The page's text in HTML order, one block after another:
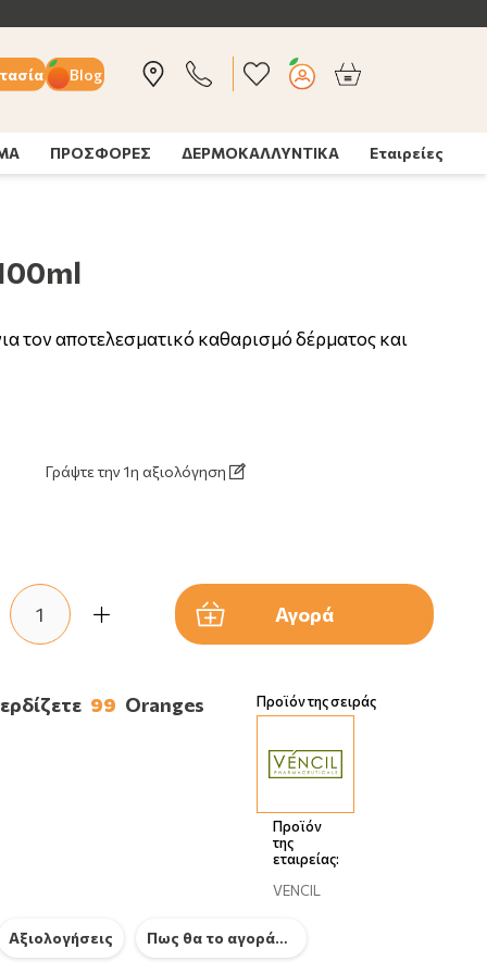
Blog
ΠΡΟΣΦΟΡΕΣ ΔΕΡΜΟΚΑΛΛΥΝΤΙΚΑ Εταιρείες
τον αποτελεσματικό καθαρισμό δέρματος και
Γράψτε την 1η αξιολόγηση
Αγορά
99 Oranges Προϊόν της σειράς
Προϊόν
της
εταιρείας:
VENCIL
Αξιολογήσεις Πως θα το αγοράσω